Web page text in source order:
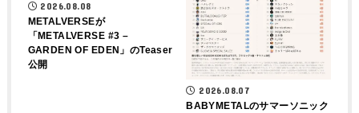
2026.08.08
METALVERSEが
「METALVERSE #3 –
GARDEN OF EDEN」のTeaser
公開
2026.08.07
BABYMETALのサマーソニック